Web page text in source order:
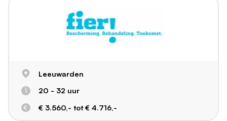
Leeuwarden
20 - 32 uur
€ 3.560,- tot € 4.716,-